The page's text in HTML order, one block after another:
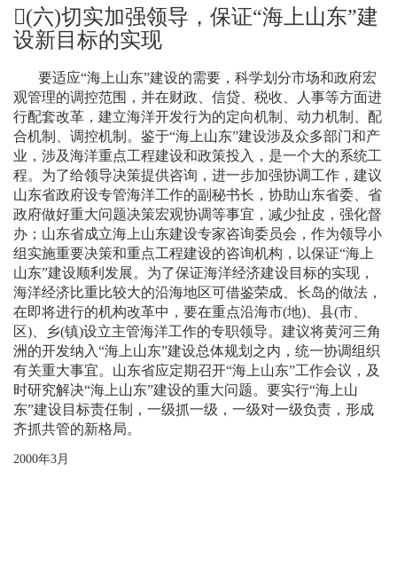
(六)切实加强领导，保证“海上山东”建
设新目标的实现
要适应“海上山东”建设的需要，科学划分市场和政府宏
观管理的调控范围，并在财政、信贷、税收、人事等方面进
行配套改革，建立海洋开发行为的定向机制、动力机制、配
合机制、调控机制。鉴于“海上山东”建设涉及众多部门和产
业，涉及海洋重点工程建设和政策投入，是一个大的系统工
程。为了给领导决策提供咨询，进一步加强协调工作，建议
山东省政府设专管海洋工作的副秘书长，协助山东省委、省
政府做好重大问题决策宏观协调等事宜，减少扯皮，强化督
办；山东省成立海上山东建设专家咨询委员会，作为领导小
组实施重要决策和重点工程建设的咨询机构，以保证“海上
山东”建设顺利发展。为了保证海洋经济建设目标的实现，
海洋经济比重比较大的沿海地区可借鉴荣成、长岛的做法，
在即将进行的机构改革中，要在重点沿海市(地) 、县(市、
区) 、乡(镇)设立主管海洋工作的专职领导。建议将黄河三角
洲的开发纳入“海上山东”建设总体规划之内，统一协调组织
有关重大事宜。山东省应定期召开“海上山东”工作会议，及
时研究解决“海上山东”建设的重大问题。要实行“海上山
东”建设目标责任制，一级抓一级，一级对一级负责，形成
齐抓共管的新格局。
2000年3月